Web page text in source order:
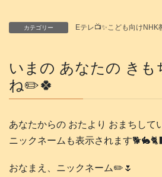
カテゴリー Eテレ📺️✨こども向けNHK
いまの あなたの きも
ね✏️🍀
あなたからの おたより おまちして
ニックネームも表示されます
おなまえ、ニックネーム✏️🌷